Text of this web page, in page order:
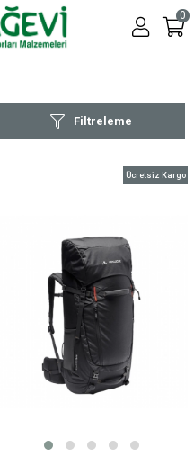
0
Filtreleme
Ücretsiz Kargo